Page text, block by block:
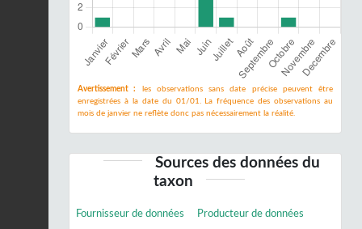
Avertissement :
les observations sans date précise peuvent être
enregistrées à la date du 01/01. La fréquence des observations au
mois de janvier ne reflète donc pas nécessairement la réalité.
Sources des données du
taxon
Fournisseur de données Producteur de données